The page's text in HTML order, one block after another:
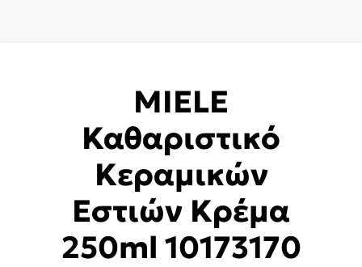
MIELE
Καθαριστικό
Κεραμικών
Εστιών Κρέμα
250ml 10173170